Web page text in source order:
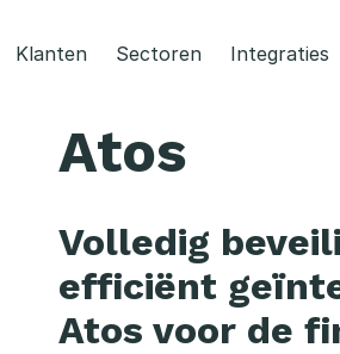
Klanten Sectoren Integraties
Atos
Volledig
efficiënt
Atos voor de